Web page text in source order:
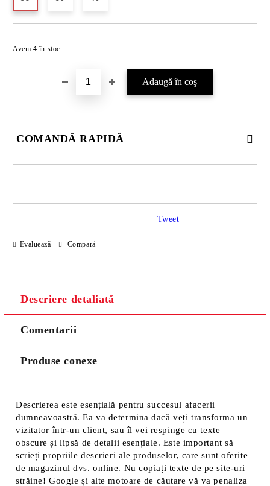
Avem 4 în stoc
COMANDĂ RAPIDĂ
Evaluează Compară
Tweet
Descriere detaliată
Comentarii
Produse conexe
Descrierea este esențială pentru succesul afacerii
dumneavoastră. Ea va determina dacă veți transforma un
vizitator într-un client, sau îl vei respinge cu texte
obscure și lipsă de detalii esențiale. Este important să
scrieți propriile descrieri ale produselor, care sunt oferite
de magazinul dvs. online. Nu copiați texte de pe site-uri
străine! Google și alte motoare de căutare vă va penaliza